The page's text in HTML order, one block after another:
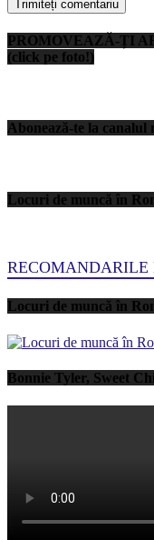
PROMOVEAZĂ-ȚI
(click pe foto!)
Abonează-te la canalul
Locuri de muncă în
RECOMANDARILE
Locuri de muncă în
Bonnie Tyler, Sweet